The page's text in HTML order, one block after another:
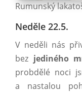
Rumunský
Neděle 22.5.
V neděli nás
bez jediného
probdělé noci
a nastalou